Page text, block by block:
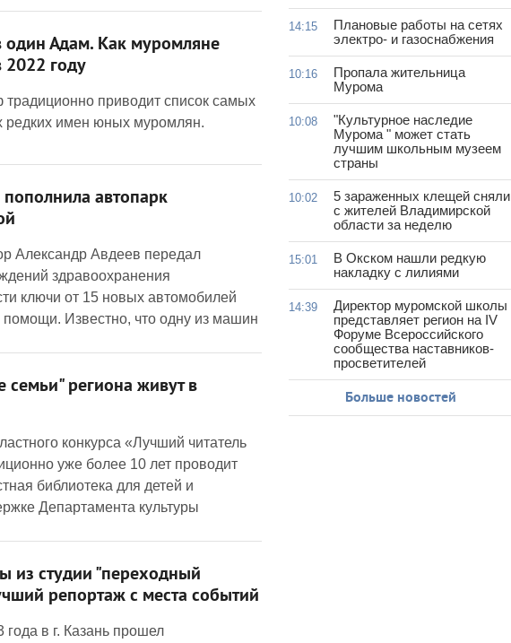
один Адам. Как муромляне
2022 году
приводит список самых
редких имен юных муромлян.
автопарк
Александр Авдеев передал
здравоохранения
ключи от 15 новых автомобилей
помощи. Известно, что одну из машин
региона живут в
конкурса «Лучший читатель
уже более 10 лет проводит
библиотека для детей и
Департамента культуры
из студии "переходный
репортаж с места событий
в г. Казань прошел
14:15
Плановые работы на сетях
электро- и газоснабжения
10:16
Пропала жительница
Мурома
10:08
"Культурное наследие
Мурома " может стать
лучшим школьным музеем
страны
10:02
5 зараженных клещей сняли
с жителей Владимирской
области за неделю
15:01
В Окском нашли редкую
накладку с лилиями
14:39
Директор муромской школы
представляет регион на IV
Форуме Всероссийского
сообщества наставников-
просветителей
Больше новостей